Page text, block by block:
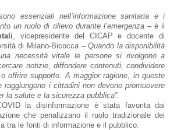
essenziali nell’informazione sanitaria e i
un ruolo di rilievo durante l’emergenza – è il
, vicepresidente del CICAP e docente di
di Milano-Bicocca –Quando la disponibilità
necessità vitale le persone si rivolgono a
notizie, diffondere contenuti, condividere
offrire supporto. A maggior ragione, in queste
i cittadini non devono promuovere
la salute e la sicurezza pubblica”.
la disinformazione è stata favorita dai
che penalizzano il ruolo tradizionale dei
tra le fonti di informazione e il pubblico.